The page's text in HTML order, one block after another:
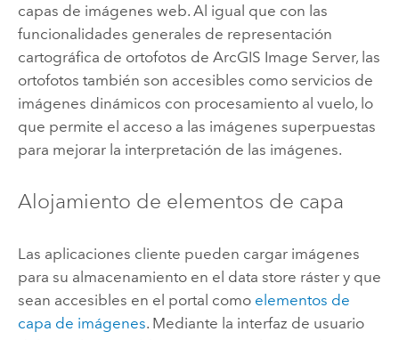
capas de imágenes web. Al igual que con las
funcionalidades generales de representación
cartográfica de ortofotos de ArcGIS Image Server, las
ortofotos también son accesibles como servicios de
imágenes dinámicos con procesamiento al vuelo, lo
que permite el acceso a las imágenes superpuestas
para mejorar la interpretación de las imágenes.
Alojamiento de elementos de capa
Las aplicaciones cliente pueden cargar imágenes
para su almacenamiento en el data store ráster y que
sean accesibles en el portal como elementos de
capa de imágenes. Mediante la interfaz de usuario